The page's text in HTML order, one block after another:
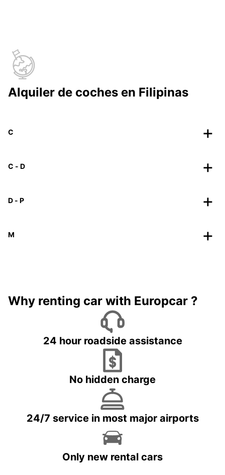
Alquiler de coches en Filipinas
C
C - D
D - P
M
Why renting car with Europcar ?
24 hour roadside assistance
No hidden charge
24/7 service in most major airports
Only new rental cars